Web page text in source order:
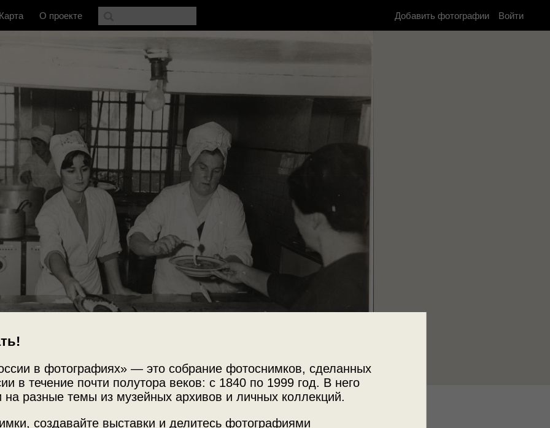
в фотографиях» — это собрание фотоснимков, сделанных
в течение почти полутора веков: с 1840 по 1999 год. В него
на разные темы из музейных архивов и личных коллекций.
создавайте выставки и делитесь фотографиями
Карта О проекте Добавить фотографии Войти